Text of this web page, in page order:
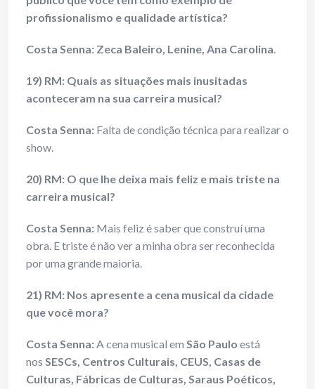
profissionalismo e qualidade artística?
Costa Senna: Zeca Baleiro, Lenine, Ana Carolina.
19) RM: Quais as situações mais inusitadas
aconteceram na sua carreira musical?
Costa Senna: Falta de condição técnica para realizar o
show.
20) RM: O que lhe deixa mais feliz e mais triste na
carreira musical?
Costa Senna: Mais feliz é saber que construí uma
obra. E triste é não ver a minha obra ser reconhecida
por uma grande maioria.
21) RM: Nos apresente a cena musical da cidade
que você mora?
Costa Senna:A cena musical em São Paulo está
nos SESCs, Centros Culturais, CEUS, Casas de
Culturas, Fábricas de Culturas, Saraus Poéticos,